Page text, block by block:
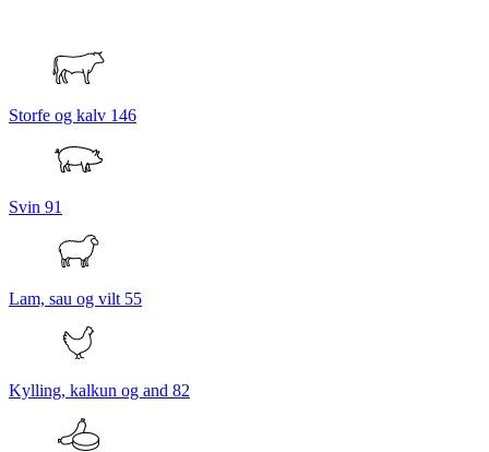
Storfe og kalv 146
Svin 91
Lam, sau og vilt 55
Kylling, kalkun og and 82